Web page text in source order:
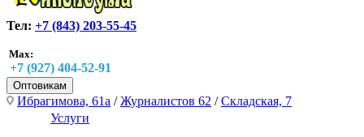
Тел: +7 (843) 203-55-45
Max:
+7 (927) 404-52-91
Оптовикам
Ибрагимова, 61а /Журналистов 62 /Складская, 7
Услуги